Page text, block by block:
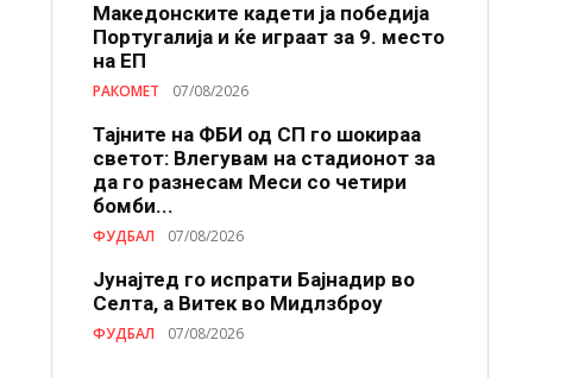
Македонските кадети ја победија
Португалија и ќе играат за 9. место
на ЕП
РАКОМЕТ 07/08/2026
Тајните на ФБИ од СП го шокираа
светот: Влегувам на стадионот за
да го разнесам Меси со четири
бомби...
ФУДБАЛ 07/08/2026
Јунајтед го испрати Бајнадир во
Селта, а Витек во Мидлзброу
ФУДБАЛ 07/08/2026